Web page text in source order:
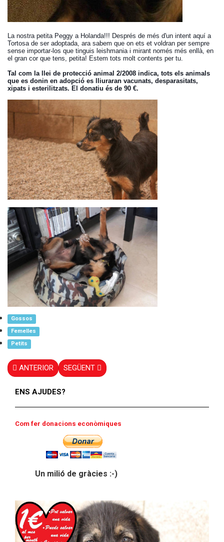
La nostra petita Peggy a Holanda!!! Després de més d'un intent aquí a
Tortosa de ser adoptada, ara sabem que on ets et voldran per sempre
sense importar-los que tinguis leishmania i mirant només més enllà, en
el gran cor que tens, petita! Estem tots molt contents per tu.
Tal com la llei de protecció animal 2/2008 indica, tots els animals
que es donin en adopció es lliuraran vacunats, desparasitats,
xipats i esterilitzats. El donatiu és de 90 €.
Gossos
Femelles
Petits
ANTERIOR SEGÜENT
ENS AJUDES?
Com fer donacions econòmiques
Un milió de gràcies :-)